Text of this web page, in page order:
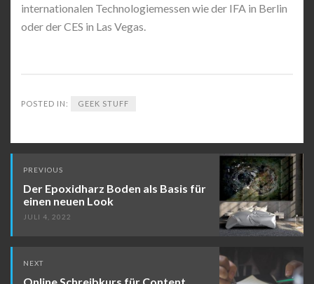
internationalen Technologiemessen wie der IFA in Berlin
oder der CES in Las Vegas.
POSTED IN: GEEK STUFF
navigation
PREVIOUS
Der Epoxidharz Boden als Basis für
einen neuen Look
JULI 4, 2022
NEXT
Online Schreibkurs für Content